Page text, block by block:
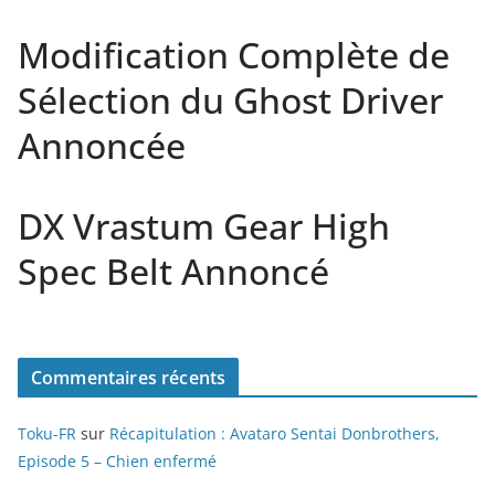
Modification Complète de
Sélection du Ghost Driver
Annoncée
DX Vrastum Gear High
Spec Belt Annoncé
Commentaires récents
Toku-FR sur Récapitulation : Avataro Sentai Donbrothers,
Episode 5 – Chien enfermé